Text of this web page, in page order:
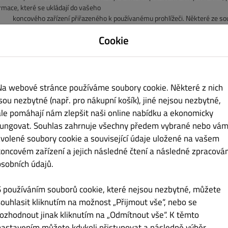
které se ukládají do vašeho
zařízení přiřazeného k používanému prohlížeči. Některé ze
prohlížeče (cookies relace). Ostatní soubory cookie zůstanou ve
(trvalé cookies). Svůj prohlížeč můžete nastavit tak, abyste byli
přijetí nebo vyloučit jejich přijetí pro určité případy nebo obecně.
prohlížeče. Pokud
cookie nepřijmete, může být funkčnost našich webových stránek
vašich osobních údajů
souborů cookie. Zpracování těchto osobních údajů probíhá na
Používáme následující
cookies:
S vaším souhlasem využíváme službu Adobe Analytics, službu
Dublin 24, Irská republika; dále jako „Adobe“). Tato služba
zařízení a které
analýzu vašeho používání našich webových stránek. Informace
webových stránek (včetně
Cookie
webové stránce používáme soubory cookie. Některé z nich
nezbytné (např. pro nákupní košík), jiné nejsou nezbytné,
pomáhají nám zlepšit naši online nabídku a ekonomicky
Souhlas zahrnuje všechny předem vybrané nebo
soubory cookie a související údaje uložené na vašem
zařízení a jejich následné čtení a následné
údajů.
používáním souborů cookie, které nejsou nezbytné, můžete
kliknutím na možnost „Přijmout vše“, nebo se
jinak kliknutím na „Odmítnout vše“. K těmto